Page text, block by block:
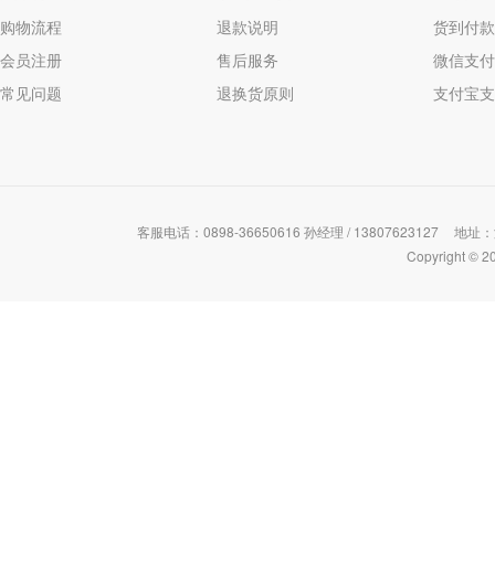
购物流程
会员注册
常见问题
退款说明
售后服务
退换货原则
货到付款
微信支付
支付宝
客服电话：0898-36650616 孙经理 / 13807623127
地址
Copyright ©